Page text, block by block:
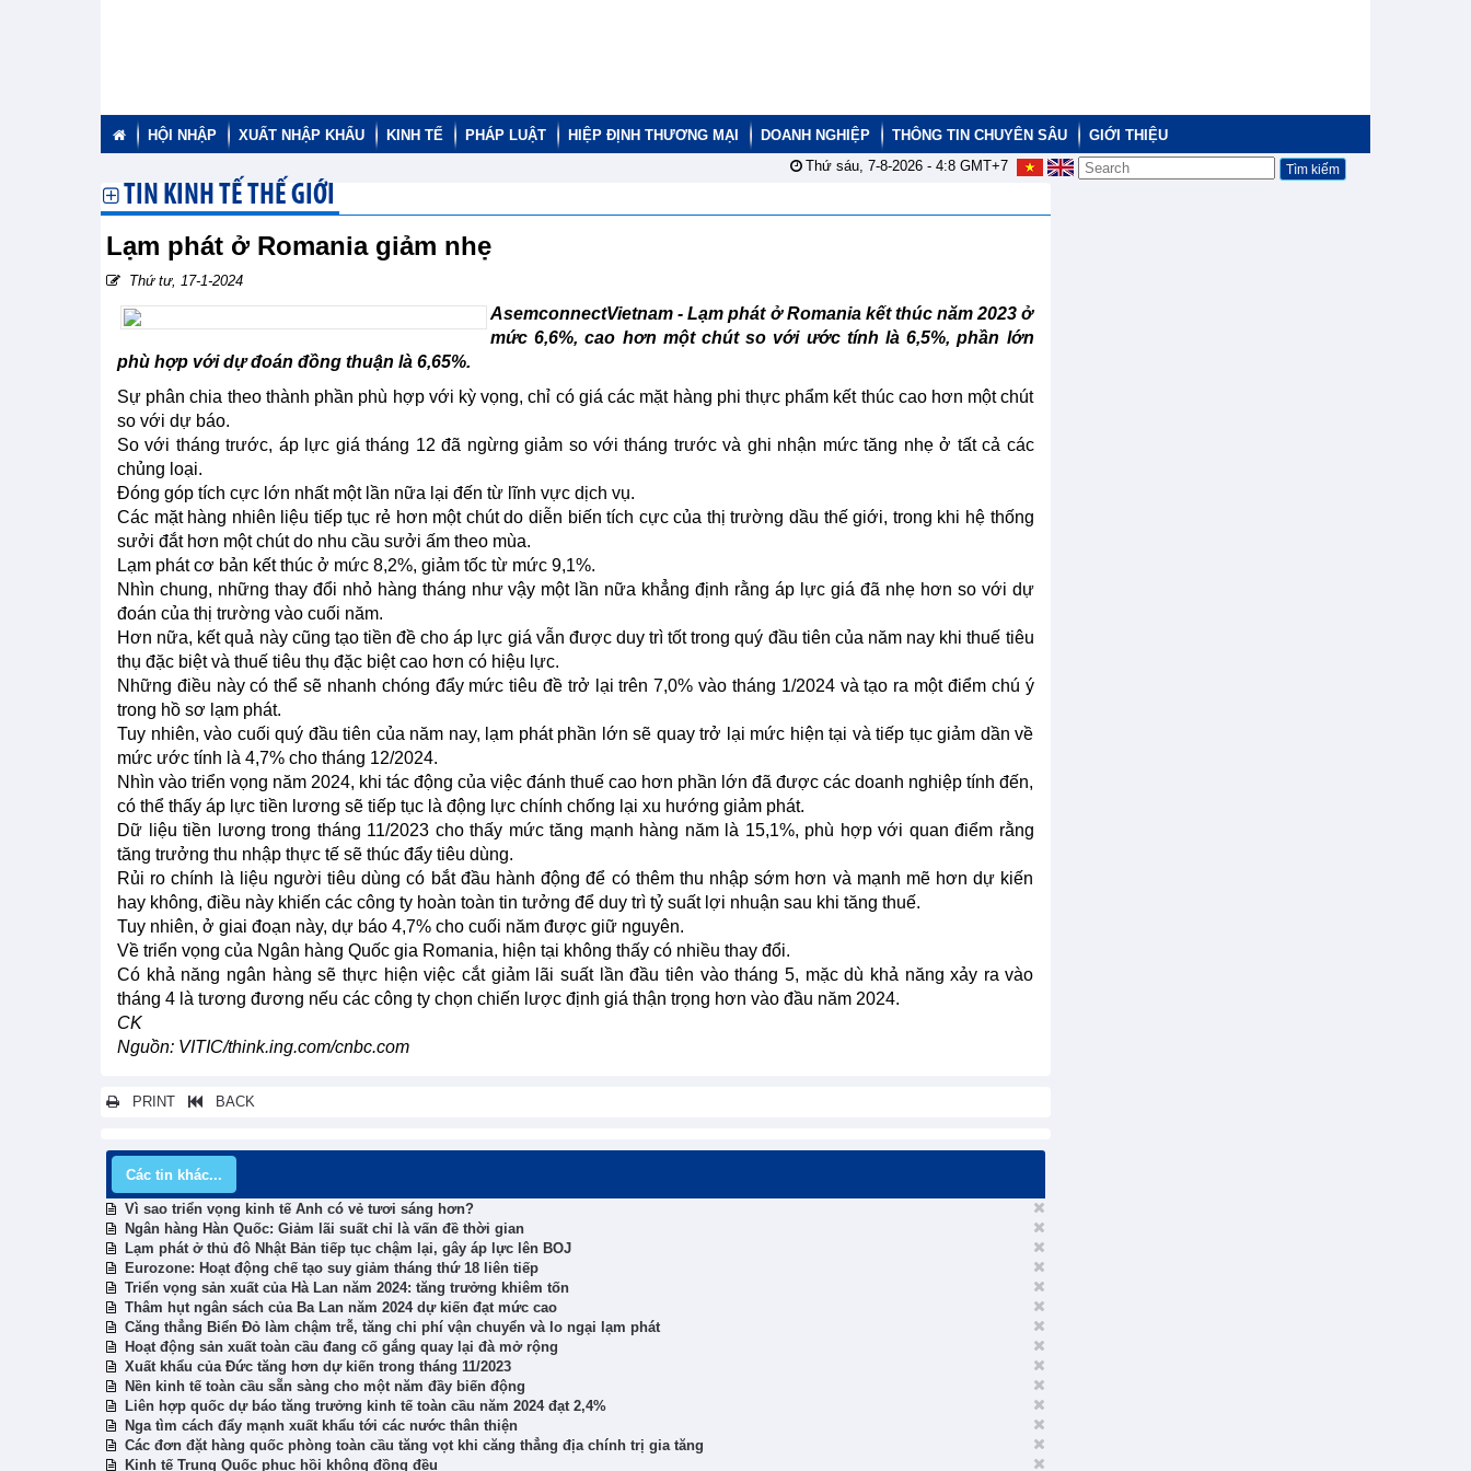
HỘI NHẬP XUẤT NHẬP KHẨU KINH TẾ PHÁP LUẬT HIỆP ĐỊNH THƯƠNG MẠI DOANH NGHIỆP THÔNG TIN CHUYÊN SÂU
GIỚI THIỆU
Thứ sáu, 7-8-2026 - 4:8GMT+7
TIN KINH TẾ THẾ GIỚI
Lạm phát ở Romania giảm nhẹ
Thứ tư, 17-1-2024
AsemconnectVietnam - Lạm phát ở Romania kết thúc năm 2023 ở
mức 6,6%, cao hơn một chút so với ước tính là 6,5%, phần lớn
phù hợp với dự đoán đồng thuận là 6,65%.
Sự phân chia theo thành phần phù hợp với kỳ vọng, chỉ có giá các mặt hàng phi thực phẩm kết thúc cao hơn một chút
so với dự báo.
So với tháng trước, áp lực giá tháng 12 đã ngừng giảm so với tháng trước và ghi nhận mức tăng nhẹ ở tất cả các
chủng loại.
Đóng góp tích cực lớn nhất một lần nữa lại đến từ lĩnh vực dịch vụ.
Các mặt hàng nhiên liệu tiếp tục rẻ hơn một chút do diễn biến tích cực của thị trường dầu thế giới, trong khi hệ thống
sưởi đắt hơn một chút do nhu cầu sưởi ấm theo mùa.
Lạm phát cơ bản kết thúc ở mức 8,2%, giảm tốc từ mức 9,1%.
Nhìn chung, những thay đổi nhỏ hàng tháng như vậy một lần nữa khẳng định rằng áp lực giá đã nhẹ hơn so với dự
đoán của thị trường vào cuối năm.
Hơn nữa, kết quả này cũng tạo tiền đề cho áp lực giá vẫn được duy trì tốt trong quý đầu tiên của năm nay khi thuế tiêu
thụ đặc biệt và thuế tiêu thụ đặc biệt cao hơn có hiệu lực.
Những điều này có thể sẽ nhanh chóng đẩy mức tiêu đề trở lại trên 7,0% vào tháng 1/2024 và tạo ra một điểm chú ý
trong hồ sơ lạm phát.
Tuy nhiên, vào cuối quý đầu tiên của năm nay, lạm phát phần lớn sẽ quay trở lại mức hiện tại và tiếp tục giảm dần về
mức ước tính là 4,7% cho tháng 12/2024.
Nhìn vào triển vọng năm 2024, khi tác động của việc đánh thuế cao hơn phần lớn đã được các doanh nghiệp tính đến,
có thể thấy áp lực tiền lương sẽ tiếp tục là động lực chính chống lại xu hướng giảm phát.
Dữ liệu tiền lương trong tháng 11/2023 cho thấy mức tăng mạnh hàng năm là 15,1%, phù hợp với quan điểm rằng
tăng trưởng thu nhập thực tế sẽ thúc đẩy tiêu dùng.
Rủi ro chính là liệu người tiêu dùng có bắt đầu hành động để có thêm thu nhập sớm hơn và mạnh mẽ hơn dự kiến
hay không, điều này khiến các công ty hoàn toàn tin tưởng để duy trì tỷ suất lợi nhuận sau khi tăng thuế.
Tuy nhiên, ở giai đoạn này, dự báo 4,7% cho cuối năm được giữ nguyên.
Về triển vọng của Ngân hàng Quốc gia Romania, hiện tại không thấy có nhiều thay đổi.
Có khả năng ngân hàng sẽ thực hiện việc cắt giảm lãi suất lần đầu tiên vào tháng 5, mặc dù khả năng xảy ra vào
tháng 4 là tương đương nếu các công ty chọn chiến lược định giá thận trọng hơn vào đầu năm 2024.
CK
Nguồn: VITIC/think.ing.com/cnbc.com
PRINT BACK
Các tin khác...
Vì sao triển vọng kinh tế Anh có vẻ tươi sáng hơn?
Ngân hàng Hàn Quốc: Giảm lãi suất chỉ là vấn đề thời gian
Lạm phát ở thủ đô Nhật Bản tiếp tục chậm lại, gây áp lực lên BOJ
Eurozone: Hoạt động chế tạo suy giảm tháng thứ 18 liên tiếp
Triển vọng sản xuất của Hà Lan năm 2024: tăng trưởng khiêm tốn
Thâm hụt ngân sách của Ba Lan năm 2024 dự kiến đạt mức cao
Căng thẳng Biển Đỏ làm chậm trễ, tăng chi phí vận chuyển và lo ngại lạm phát
Hoạt động sản xuất toàn cầu đang cố gắng quay lại đà mở rộng
Xuất khẩu của Đức tăng hơn dự kiến trong tháng 11/2023
Nền kinh tế toàn cầu sẵn sàng cho một năm đầy biến động
Liên hợp quốc dự báo tăng trưởng kinh tế toàn cầu năm 2024 đạt 2,4%
Nga tìm cách đẩy mạnh xuất khẩu tới các nước thân thiện
Các đơn đặt hàng quốc phòng toàn cầu tăng vọt khi căng thẳng địa chính trị gia tăng
Kinh tế Trung Quốc phục hồi không đồng đều